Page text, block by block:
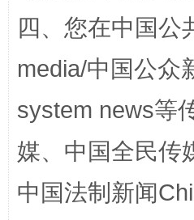
四、您在中国公
media/中国公众
system news等
媒、中国全民传
中国法制新闻